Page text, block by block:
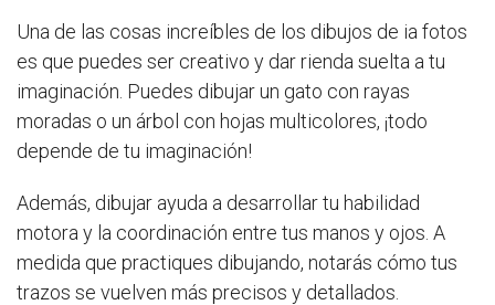
Una de las cosas increíbles de los dibujos de ia fotos
es que puedes ser creativo y dar rienda suelta a tu
imaginación. Puedes dibujar un gato con rayas
moradas o un árbol con hojas multicolores, ¡todo
depende de tu imaginación!
Además, dibujar ayuda a desarrollar tu habilidad
motora y la coordinación entre tus manos y ojos. A
medida que practiques dibujando, notarás cómo tus
trazos se vuelven más precisos y detallados.